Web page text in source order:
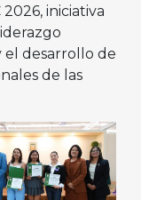
iniciativa
desarrollo de
de las